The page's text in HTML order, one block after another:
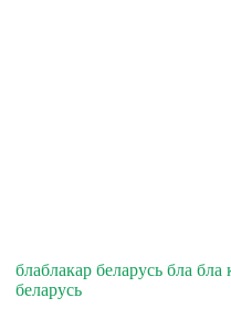
блаблакар беларусь бла
беларусь